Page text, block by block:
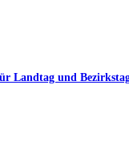
Landtag und